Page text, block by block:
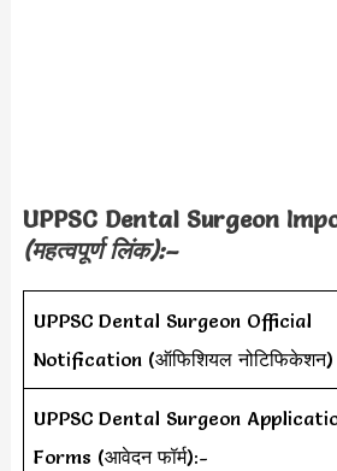
UPPSC Dental Surgeon
(महत्वपूर्ण लिंक):–
UPPSC Dental Surgeon Official
Notification (ऑफिशियल नोटिफिकेशन)
UPPSC Dental Surgeon
Forms (आवेदन फॉर्म):-